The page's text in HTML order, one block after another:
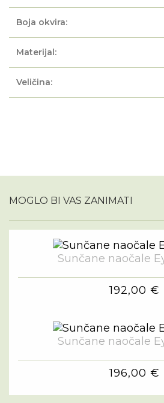
Boja okvira:
Materijal:
Veličina:
MOGLO BI VAS ZANIMATI
Sunčane naočale
192,00 €
Sunčane naočale
196,00 €